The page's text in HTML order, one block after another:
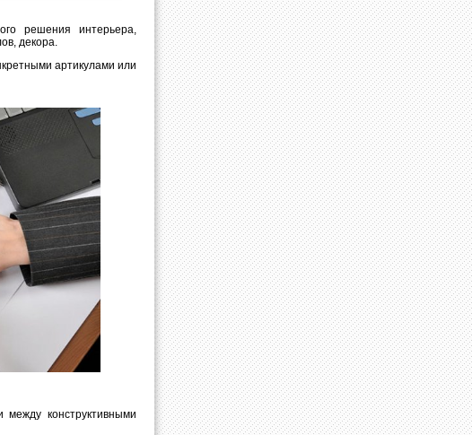
решения интерьера,
декора.
артикулами или
конструктивными